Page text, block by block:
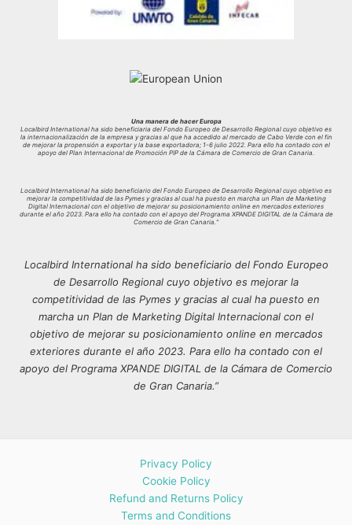
Una manera de hacer Europa
Localbird International ha sido beneficiaria del Fondo Europeo de Desarrollo Regional cuyo objetivo es
la internacionalización de la empresa y gracias al que ha accedido al mercado de Cabo Verde con el fin
de mejorar la propensión a exportar y la base exportadora; 1-6 julio 2022. Para ello ha contado con el
apoyo del Plan Internacional de Promoción PIP de la Cámara de Comercio de Gran Canaria.
Localbird International ha sido beneficiario del Fondo Europeo de Desarrollo Regional cuyo objetivo es
mejorar la competitividad de las Pymes y gracias al cual ha puesto en marcha un Plan de Marketing
Digital Internacional con el objetivo de mejorar su posicionamiento online en mercados exteriores
durante el año 2023. Para ello ha contado con el apoyo del Programa XPANDE DIGITAL de la Cámara de
Comercio de Gran Canaria.”
Localbird International ha sido beneficiario del Fondo Europeo
de Desarrollo Regional cuyo objetivo es mejorar la
competitividad de las Pymes y gracias al cual ha puesto en
marcha un Plan de Marketing Digital Internacional con el
objetivo de mejorar su posicionamiento online en mercados
exteriores durante el año 2023. Para ello ha contado con el
apoyo del Programa XPANDE DIGITAL de la Cámara de Comercio
de Gran Canaria.”
Privacy Policy
Cookie Policy
Refund and Returns Policy
Terms and Conditions